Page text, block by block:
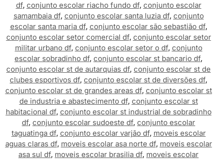
df, conjunto escolar riacho fundo df, conjunto escolar
samambaia df, conjunto escolar santa luzia df, conjunto
escolar santa maria df, conjunto escolar são sebastião df,
conjunto escolar setor comercial df, conjunto escolar setor
militar urbano df, conjunto escolar setor o df, conjunto
escolar sobradinho df, conjunto escolar st bancario df,
conjunto escolar st de autarquias df, conjunto escolar st de
clubes esportivos df, conjunto escolar st de diversões df,
conjunto escolar st de grandes areas df, conjunto escolar st
de industria e abastecimento df, conjunto escolar st
habitacional df, conjunto escolar st industrial de sobradinho
df, conjunto escolar sudoeste df, conjunto escolar
taguatinga df, conjunto escolar varjão df, moveis escolar
aguas claras df, moveis escolar asa norte df, moveis escolar
asa sul df, moveis escolar brasilia df, moveis escolar